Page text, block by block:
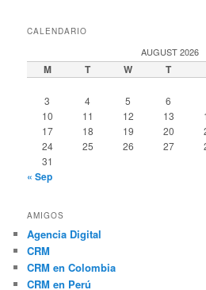
CALENDARIO
AUGUST 2026
M T W T
3
4 5 6
10
11 12 13
17
18 19 20
24
25 26 27
31
« Sep
AMIGOS
Agencia Digital
CRM
CRM en Colombia
CRM en Perú